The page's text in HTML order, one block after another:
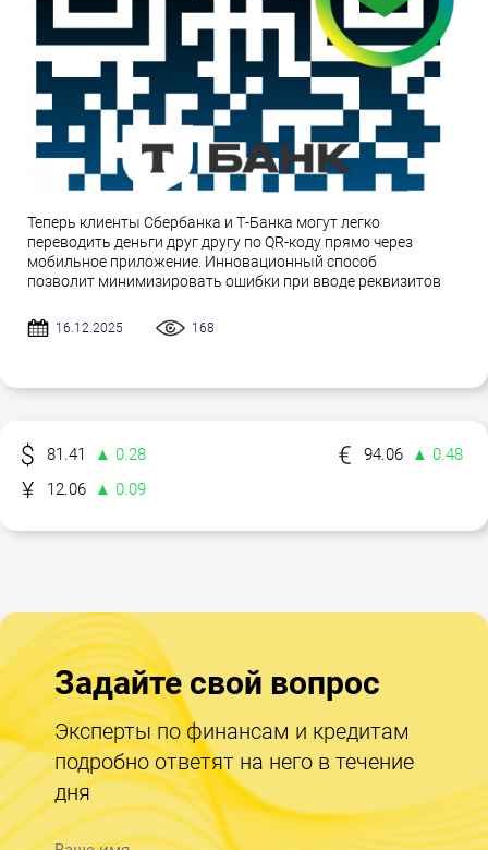
Теперь клиенты Сбербанка и Т-Банка могут легко
переводить деньги друг другу по QR-коду прямо через
мобильное приложение. Инновационный способ
позволит минимизировать ошибки при вводе реквизитов
16.12.2025 168
81.41 ▲ 0.28 94.06
▲ 0.48
12.06
▲ 0.09
Задайте свой вопрос
Эксперты по финансам и кредитам
подробно ответят на него в течение
дня